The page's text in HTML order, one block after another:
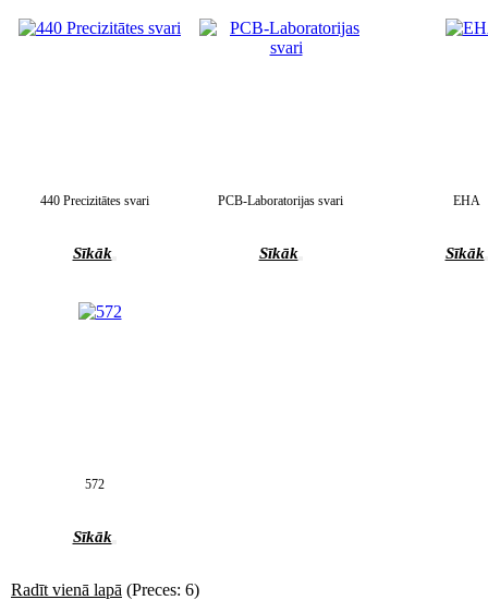
440 Precizitātes svari
Sīkāk
PCB-Laboratorijas svari
Sīkāk
EHA
Sīkāk
572
Sīkāk
Radīt vienā lapā (Preces: 6)